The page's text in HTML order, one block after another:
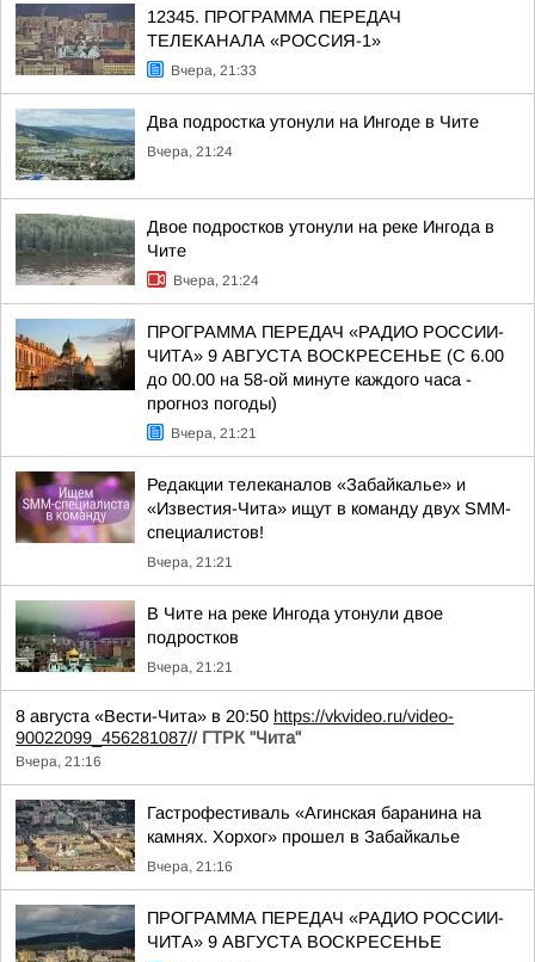
12345. ПРОГРАММА ПЕРЕДАЧ
ТЕЛЕКАНАЛА «РОССИЯ-1»
Вчера, 21:33
Два подростка утонули на Ингоде в Чите
Вчера, 21:24
Двое подростков утонули на реке Ингода в
Чите
Вчера, 21:24
ПРОГРАММА ПЕРЕДАЧ «РАДИО РОССИИ-
ЧИТА» 9 АВГУСТА ВОСКРЕСЕНЬЕ (С 6.00
до 00.00 на 58-ой минуте каждого часа -
прогноз погоды)
Вчера, 21:21
Редакции телеканалов «Забайкалье» и
«Известия-Чита» ищут в команду двух SMM-
специалистов!
Вчера, 21:21
В Чите на реке Ингода утонули двое
подростков
Вчера, 21:21
8 августа «Вести-Чита» в 20:50 https://vkvideo.ru/video-
90022099_456281087// ГТРК "Чита"
Вчера, 21:16
Гастрофестиваль «Агинская баранина на
камнях. Хорхог» прошел в Забайкалье
Вчера, 21:16
ПРОГРАММА ПЕРЕДАЧ «РАДИО РОССИИ-
ЧИТА» 9 АВГУСТА ВОСКРЕСЕНЬЕ